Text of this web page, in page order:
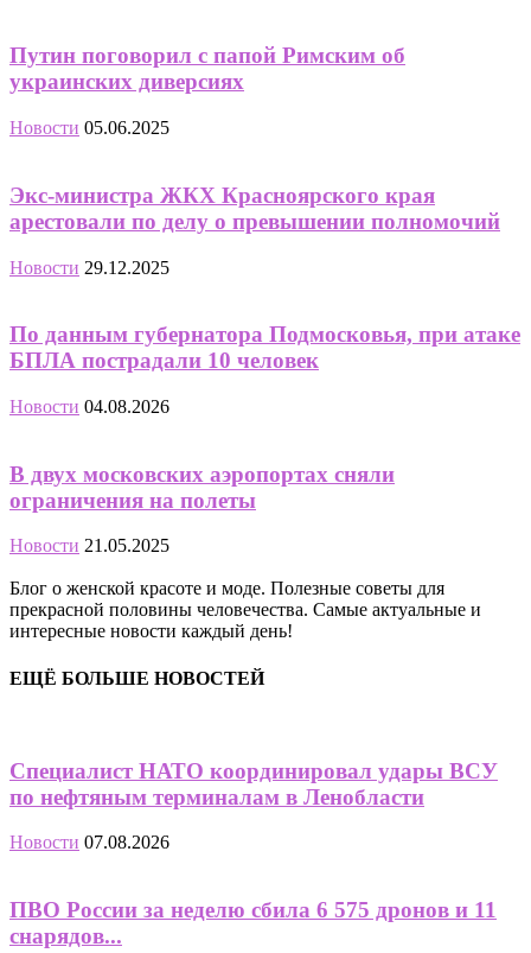
Путин поговорил с папой Римским об
украинских диверсиях
Новости 05.06.2025
Экс-министра ЖКХ Красноярского края
арестовали по делу о превышении полномочий
Новости 29.12.2025
По данным губернатора Подмосковья, при атаке
БПЛА пострадали 10 человек
Новости 04.08.2026
В двух московских аэропортах сняли
ограничения на полеты
Новости 21.05.2025
Блог о женской красоте и моде. Полезные советы для
прекрасной половины человечества. Самые актуальные и
интересные новости каждый день!
ЕЩЁ БОЛЬШЕ НОВОСТЕЙ
Специалист НАТО координировал удары ВСУ
по нефтяным терминалам в Ленобласти
Новости 07.08.2026
ПВО России за неделю сбила 6 575 дронов и 11
снарядов...